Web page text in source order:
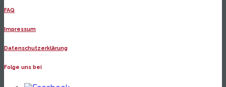
FAQ
Impressum
Datenschutzerklärung
Folge uns bei